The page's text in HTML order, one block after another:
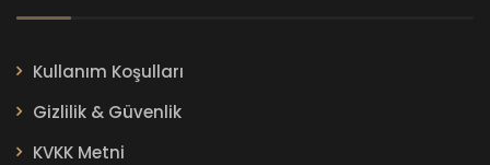
Kullanım Koşulları
Gizlilik & Güvenlik
KVKK Metni